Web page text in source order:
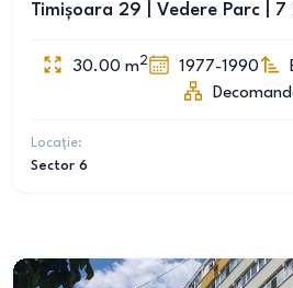
Timișoara 29 | Vedere Parc |
30.00 m2 1977-1990
Locație:
Sector 6